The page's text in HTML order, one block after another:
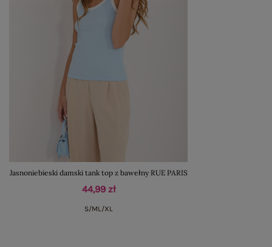
Jasnoniebieski damski tank top z bawełny RUE PARIS
44,99 zł
S/ML/XL